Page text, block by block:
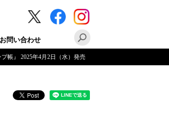
お問い合わせ
帳』 2025年4月2日（水）発売